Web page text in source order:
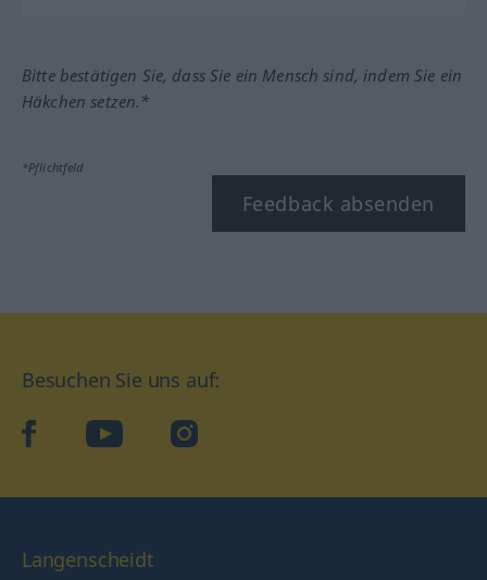
Bitte bestätigen Sie, dass Sie ein Mensch sind, indem Sie ein
Häkchen setzen.*
*Pflichtfeld
Feedback absenden
Besuchen Sie uns auf:
facebookYouTube Instagram
Langenscheidt